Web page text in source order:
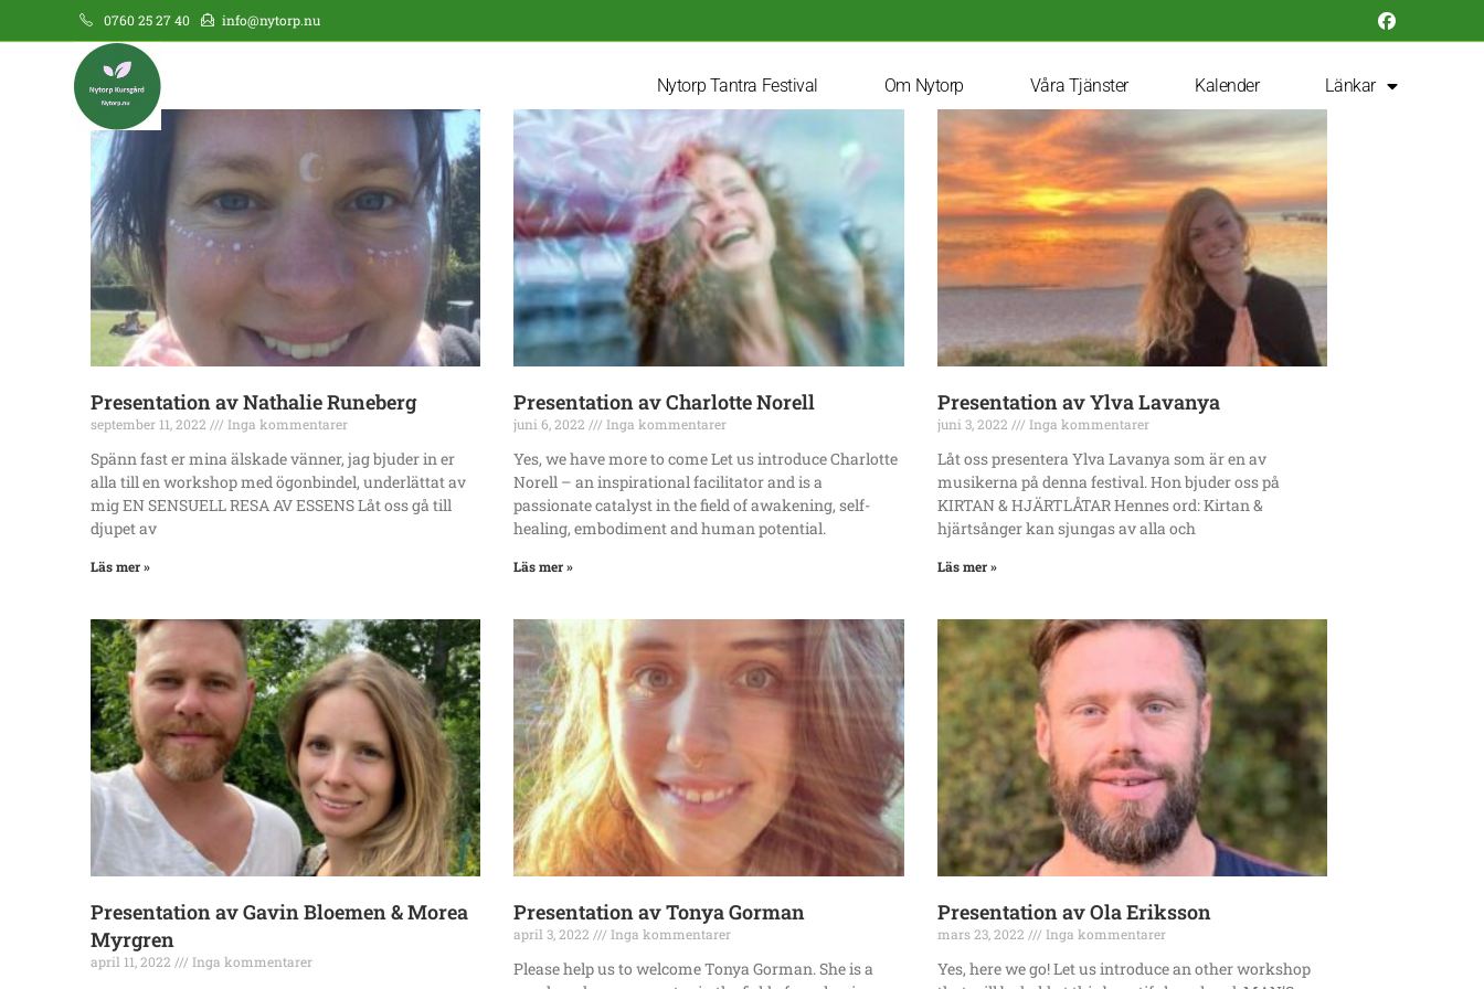
0760 25 27 40 info@nytorp.nu
Nytorp Tantra Festival Om Nytorp Våra Tjänster Kalender Länkar
Presentation av Nathalie Runeberg
september 11, 2022 Inga kommentarer
Spänn fast er mina älskade vänner, jag bjuder in er
alla till en workshop med ögonbindel, underlättat av
mig EN SENSUELL RESA AV ESSENS Låt oss gå till
djupet av
Läs mer »
Presentation av Charlotte Norell
juni 6, 2022 Inga kommentarer
Yes, we have more to come Let us introduce Charlotte
Norell – an inspirational facilitator and is a
passionate catalyst in the field of awakening, self-
healing, embodiment and human potential.
Läs mer »
Presentation av Ylva Lavanya
juni 3, 2022 Inga kommentarer
Låt oss presentera Ylva Lavanya som är en av
musikerna på denna festival. Hon bjuder oss på
KIRTAN & HJÄRTLÅTAR Hennes ord: Kirtan &
hjärtsånger kan sjungas av alla och
Läs mer »
Presentation av Gavin Bloemen & Morea
Myrgren
april 11, 2022 Inga kommentarer
Presentation av Tonya Gorman
april 3, 2022 Inga kommentarer
Please help us to welcome Tonya Gorman. She is a
Presentation av Ola Eriksson
mars 23, 2022 Inga kommentarer
Yes, here we go! Let us introduce an other workshop